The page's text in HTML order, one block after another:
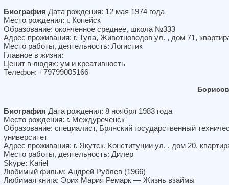
Биография Дата рождения: 12 мая 1974 года
Место рождения: г. Копейск
Образование: оконченное среднее, школа №333
Адрес проживания: г. Тула, Животноводов ул. , дом 71,
Место работы, деятельность: Логистик
Главное в жизни:
Ценит в людях: ум и креативность
Телефон: +79799005166
Биография Дата рождения: 8 ноября 1983 года
Место рождения: г. Междуреченск
Образование: специалист, Брянский государственный
университет
Адрес проживания: г. Якутск, Конституции ул. , дом 20,
Место работы, деятельность: Дилер
Skype: Kariel
Любимый фильм: Андрей Рублев (1966)
Любимая книга: Эрих Мария Ремарк — Жизнь взаймы